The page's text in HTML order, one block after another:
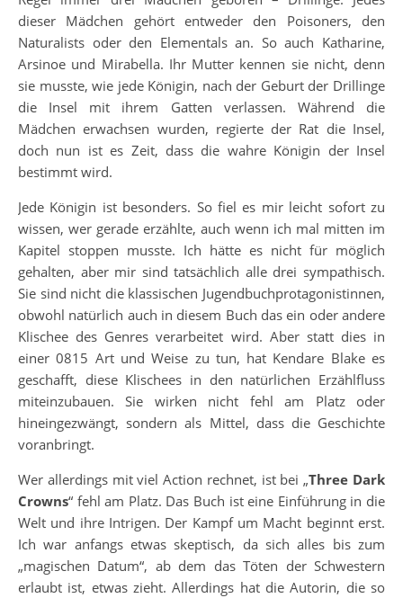
dieser Mädchen gehört entweder den Poisoners, den
Naturalists oder den Elementals an. So auch Katharine,
Arsinoe und Mirabella. Ihr Mutter kennen sie nicht, denn
sie musste, wie jede Königin, nach der Geburt der Drillinge
die Insel mit ihrem Gatten verlassen. Während die
Mädchen erwachsen wurden, regierte der Rat die Insel,
doch nun ist es Zeit, dass die wahre Königin der Insel
bestimmt wird.
Jede Königin ist besonders. So fiel es mir leicht sofort zu
wissen, wer gerade erzählte, auch wenn ich mal mitten im
Kapitel stoppen musste. Ich hätte es nicht für möglich
gehalten, aber mir sind tatsächlich alle drei sympathisch.
Sie sind nicht die klassischen Jugendbuchprotagonistinnen,
obwohl natürlich auch in diesem Buch das ein oder andere
Klischee des Genres verarbeitet wird. Aber statt dies in
einer 0815 Art und Weise zu tun, hat Kendare Blake es
geschafft, diese Klischees in den natürlichen Erzählfluss
miteinzubauen. Sie wirken nicht fehl am Platz oder
hineingezwängt, sondern als Mittel, dass die Geschichte
voranbringt.
Wer allerdings mit viel Action rechnet, ist bei „Three Dark
Crowns“ fehl am Platz. Das Buch ist eine Einführung in die
Welt und ihre Intrigen. Der Kampf um Macht beginnt erst.
Ich war anfangs etwas skeptisch, da sich alles bis zum
„magischen Datum“, ab dem das Töten der Schwestern
erlaubt ist, etwas zieht. Allerdings hat die Autorin, die so